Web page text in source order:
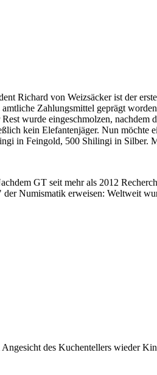
Richard von Weizsäcker ist der
Zahlungsmittel geprägt
wurde eingeschmolzen,
kein Elefantenjäger. Nun
in Feingold, 500 Shilingi in
GT seit mehr als 2012
Numismatik erweisen: Weltweit
des Kuchentellers wieder